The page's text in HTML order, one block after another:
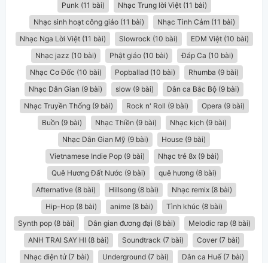
Punk (11 bài)
Nhạc Trung lời Việt (11 bài)
Nhạc sinh hoạt công giáo (11 bài)
Nhạc Tình Cảm (11 bài)
Nhạc Nga Lời Việt (11 bài)
Slowrock (10 bài)
EDM Việt (10 bài)
Nhạc jazz (10 bài)
Phật giáo (10 bài)
Đáp Ca (10 bài)
Nhạc Cơ Đốc (10 bài)
Popballad (10 bài)
Rhumba (9 bài)
Nhạc Dân Gian (9 bài)
slow (9 bài)
Dân ca Bắc Bộ (9 bài)
Nhạc Truyền Thống (9 bài)
Rock n' Roll (9 bài)
Opera (9 bài)
Buồn (9 bài)
Nhạc Thiền (9 bài)
Nhạc kịch (9 bài)
Nhạc Dân Gian Mỹ (9 bài)
House (9 bài)
Vietnamese Indie Pop (9 bài)
Nhạc trẻ 8x (9 bài)
Quê Hương Đất Nước (9 bài)
quê hương (8 bài)
Afternative (8 bài)
Hillsong (8 bài)
Nhạc remix (8 bài)
Hip-Hop (8 bài)
anime (8 bài)
Tình khúc (8 bài)
Synth pop (8 bài)
Dân gian đương đại (8 bài)
Melodic rap (8 bài)
ANH TRAI SAY HI (8 bài)
Soundtrack (7 bài)
Cover (7 bài)
Nhạc điện tử (7 bài)
Underground (7 bài)
Dân ca Huế (7 bài)